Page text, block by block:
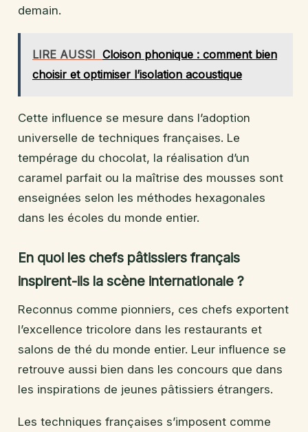
demain.
LIRE AUSSI Cloison phonique : comment bien
choisir et optimiser l’isolation acoustique
Cette influence se mesure dans l’adoption
universelle de techniques françaises. Le
tempérage du chocolat, la réalisation d’un
caramel parfait ou la maîtrise des mousses sont
enseignées selon les méthodes hexagonales
dans les écoles du monde entier.
En quoi les chefs pâtissiers français
inspirent-ils la scène internationale ?
Reconnus comme pionniers, ces chefs exportent
l’excellence tricolore dans les restaurants et
salons de thé du monde entier. Leur influence se
retrouve aussi bien dans les concours que dans
les inspirations de jeunes pâtissiers étrangers.
Les techniques françaises s’imposent comme